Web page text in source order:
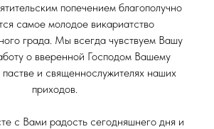
попечением благополучно
самое молодое викариатство
града. Мы всегда чувствуем Вашу
о вверенной Господом Вашему
и священнослужителях наших
приходов.
с Вами радость сегодняшнего дня и